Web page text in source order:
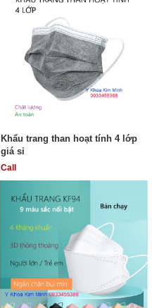
Khẩu trang than hoạt tính 4 lớp
giá sỉ
Call